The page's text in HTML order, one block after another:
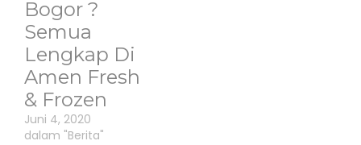
Bogor ?
Semua
Lengkap Di
Amen Fresh
& Frozen
Juni 4, 2020
dalam "Berita"